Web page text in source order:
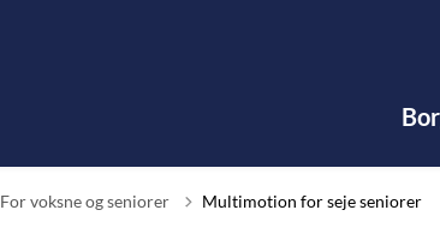
Tilbage til
For voksne og seniorer Multimotion for seje seniorer